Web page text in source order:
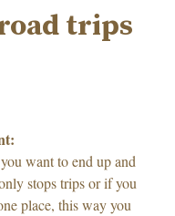
trips
want to end up and
stops trips or if you
place, this way you